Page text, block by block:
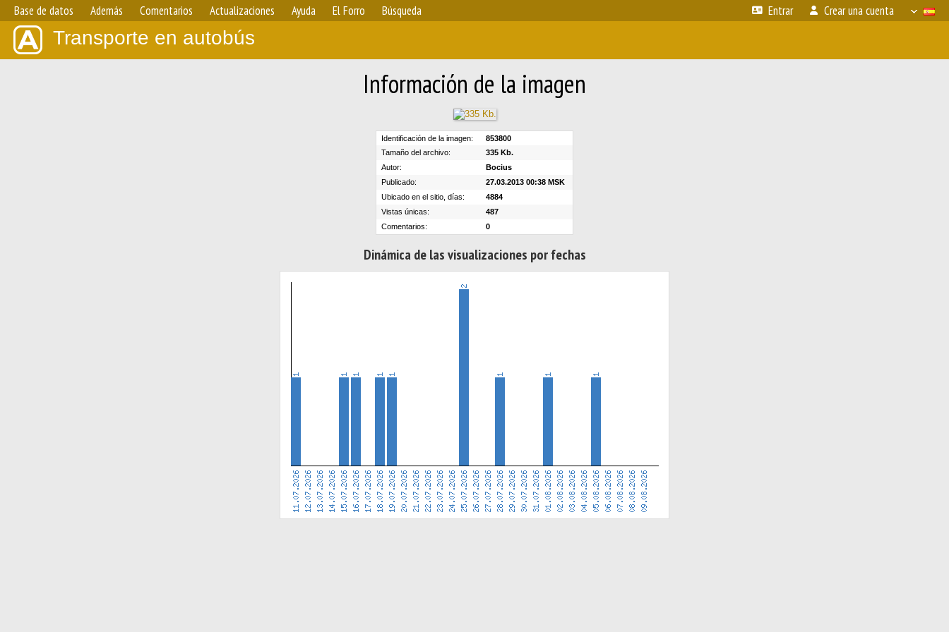
Base de datos Además Comentarios Actualizaciones Ayuda El Forro Búsqueda Entrar Crear una cuenta
Transporte en autobús
Información de la imagen
Identificación de la imagen:
853800
Tamaño del archivo:
335 Kb.
Autor:
Bocius
Publicado:
27.03.2013 00:38 MSK
Ubicado en el sitio, días:
4884
Vistas únicas:
487
Comentarios:
0
Dinámica de las visualizaciones por fechas